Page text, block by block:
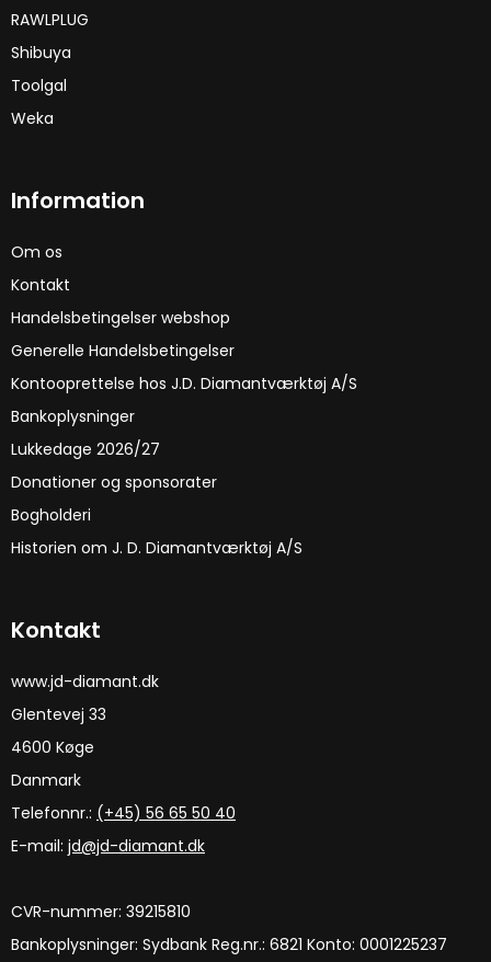
RAWLPLUG
Shibuya
Toolgal
Weka
Information
Om os
Kontakt
Handelsbetingelser webshop
Generelle Handelsbetingelser
Kontooprettelse hos J.D. Diamantværktøj A/S
Bankoplysninger
Lukkedage 2026/27
Donationer og sponsorater
Bogholderi
Historien om J. D. Diamantværktøj A/S
Kontakt
www.jd-diamant.dk
Glentevej 33
4600 Køge
Danmark
Telefonnr.: (+45) 56 65 50 40
E-mail: jd@jd-diamant.dk
CVR-nummer: 39215810
Bankoplysninger: Sydbank Reg.nr.: 6821 Konto: 0001225237